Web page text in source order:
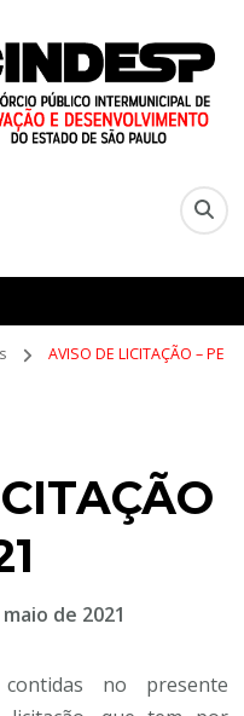
AVISO DE LICITAÇÃO – PE
de 2021
no presente